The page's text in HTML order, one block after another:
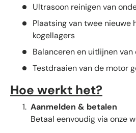
Ultrasoon reinigen van
Plaatsing van twee nieuwe
kogellagers
Balanceren en uitlijnen
Testdraaien van de motor
Hoe werkt het?
Aanmelden & betalen
Betaal eenvoudig via onze